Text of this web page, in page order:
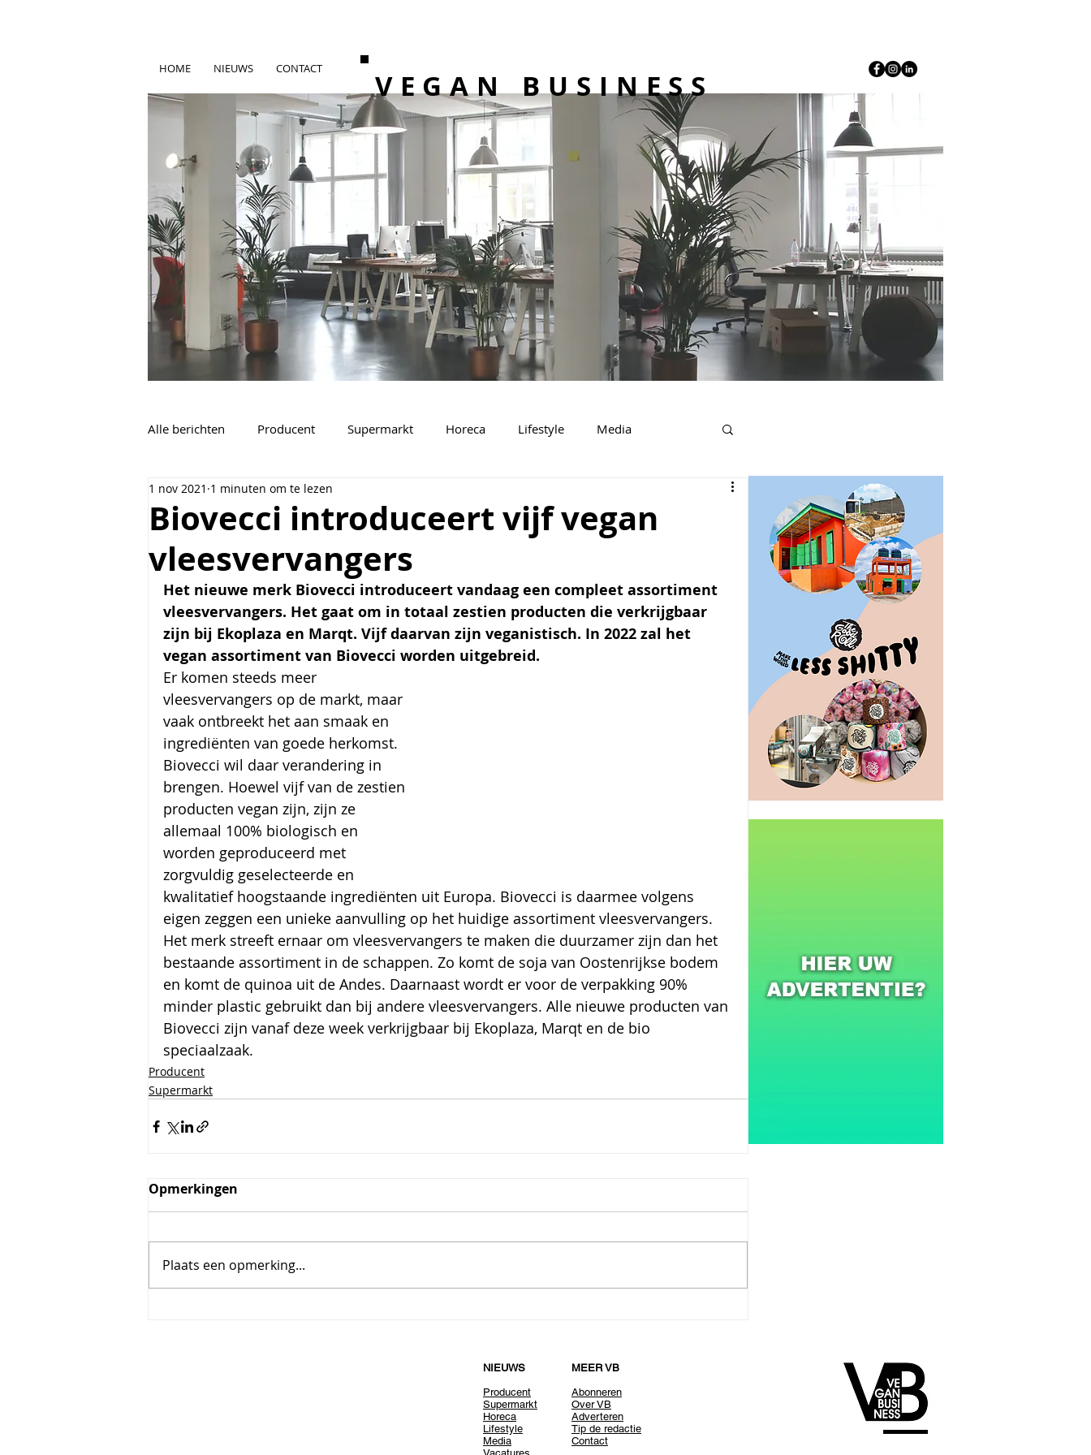
HOME NIEUWS CONTACT VEGAN BUSINESS
Alle berichten Producent Supermarkt Horeca Lifestyle Media
Vacatures Algemeen
Biovecci introduceert vijf vegan
vleesvervangers
1 nov 2021 1 minuten om te lezen
Het nieuwe merk Biovecci introduceert vandaag een compleet assortiment
vleesvervangers. Het gaat om in totaal zestien producten die verkrijgbaar
zijn bij Ekoplaza en Marqt. Vijf daarvan zijn veganistisch. In 2022 zal het
vegan assortiment van Biovecci worden uitgebreid.
Er komen steeds meer
vleesvervangers op de markt, maar
vaak ontbreekt het aan smaak en
ingrediënten van goede herkomst.
Biovecci wil daar verandering in
brengen. Hoewel vijf van de zestien
producten vegan zijn, zijn ze
allemaal 100% biologisch en
worden geproduceerd met
zorgvuldig geselecteerde en
kwalitatief hoogstaande ingrediënten uit Europa. Biovecci is daarmee volgens
eigen zeggen een unieke aanvulling op het huidige assortiment vleesvervangers.
Het merk streeft ernaar om vleesvervangers te maken die duurzamer zijn dan het
bestaande assortiment in de schappen. Zo komt de soja van Oostenrijkse bodem
en komt de quinoa uit de Andes. Daarnaast wordt er voor de verpakking 90%
minder plastic gebruikt dan bij andere vleesvervangers. Alle nieuwe producten van
Biovecci zijn vanaf deze week verkrijgbaar bij Ekoplaza, Marqt en de bio
speciaalzaak.
Producent
Supermarkt
Opmerkingen
Plaats een opmerking...
NIEUWS
Producent
Supermarkt
Horeca
Lifestyle
Media
MEER VB
Abonneren
Over VB
Adverteren
Tip de redactie
Contact